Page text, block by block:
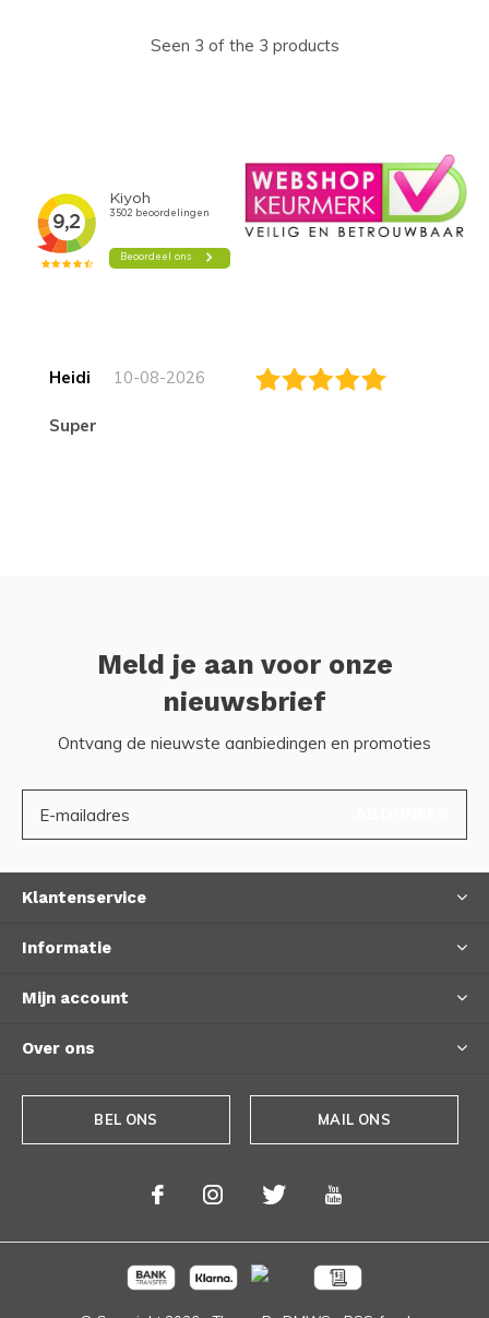
Seen 3 of the 3 products
Heidi 10-08-2026
Super
Meld je aan voor onze
nieuwsbrief
Ontvang de nieuwste aanbiedingen en promoties
Klantenservice
Informatie
Mijn account
Over ons
BEL ONS MAIL ONS